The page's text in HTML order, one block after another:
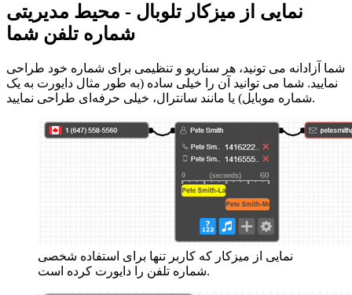
نمایی از میزکار تلوبال - محیط مدیریتی
شماره تلفن شما
شما آزادانه می تونید، هر سناریو و تنظیمی برای شماره خود طراحی
نمایید. شما می توانید آن را خیلی ساده (به طور مثال دایورت به یک
شماره موبایل) یا مانند سانترال، خیلی حرفه‌ای طراحی نمایید.
نمایی از میزکار که کاربر تنها برای استفاده شخصی
شماره تلفن را دایورت کرده است.